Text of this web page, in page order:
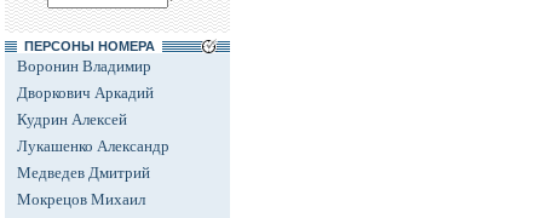
ПЕРСОНЫ НОМЕРА
Воронин Владимир
Дворкович Аркадий
Кудрин Алексей
Лукашенко Александр
Медведев Дмитрий
Мокрецов Михаил